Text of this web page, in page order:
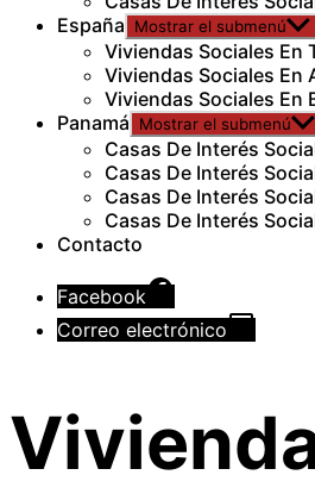
España
Mostrar el submenú
Viviendas Sociales En
Viviendas Sociales En
Viviendas Sociales En
Panamá
Mostrar el submenú
Casas De Interés
Casas De Interés
Casas De Interés
Casas De Interés
Contacto
Facebook
Correo electrónico